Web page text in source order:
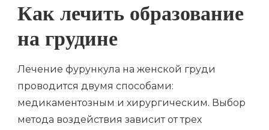
Как лечить образование
на грудине
Лечение фурункула на женской груди
проводится двумя способами:
медикаментозным и хирургическим. Выбор
метода воздействия зависит от трех